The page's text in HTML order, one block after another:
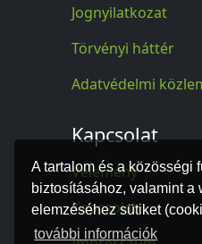
A tartalom és a közösségi
biztosításához, valamint a
elemzéséhez sütiket
további információk
Jognyilatkozat
Törvényi háttér
Adatvédelmi
Kapcsolat
Vélemény
Kapcsolat